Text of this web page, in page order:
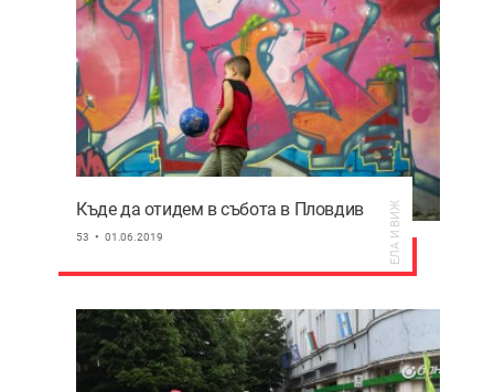
Къде да отидем в събота в Пловдив
53 01.06.2019 ЕЛА И ВИЖ